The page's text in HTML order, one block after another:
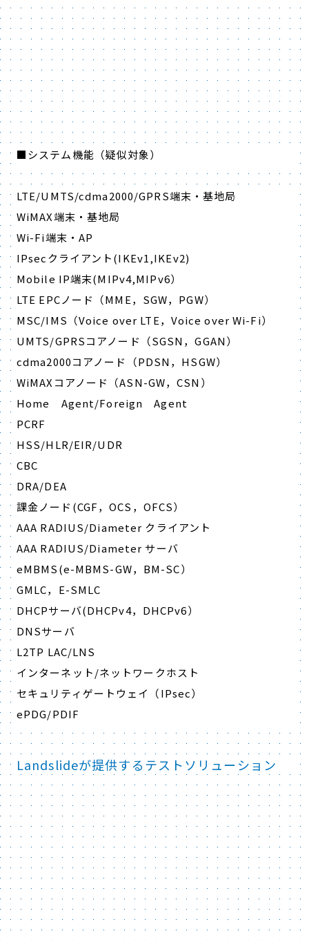
■システム機能（疑似対象）
LTE/UMTS/cdma2000/GPRS端末・基地局
WiMAX端末・基地局
Wi-Fi端末・AP
IPsecクライアント(IKEv1,IKEv2)
Mobile IP端末(MIPv4,MIPv6）
LTE EPCノード（MME，SGW，PGW）
MSC/IMS（Voice over LTE，Voice over Wi-Fi）
UMTS/GPRSコアノード（SGSN，GGAN）
cdma2000コアノード（PDSN，HSGW）
WiMAXコアノード（ASN-GW，CSN）
Home Agent/Foreign Agent
PCRF
HSS/HLR/EIR/UDR
CBC
DRA/DEA
課金ノード(CGF，OCS，OFCS）
AAA RADIUS/Diameter クライアント
AAA RADIUS/Diameter サーバ
eMBMS(e-MBMS-GW，BM-SC）
GMLC，E-SMLC
DHCPサーバ(DHCPv4，DHCPv6）
DNSサーバ
L2TP LAC/LNS
インターネット/ネットワークホスト
セキュリティゲートウェイ（IPsec）
ePDG/PDIF
Landslideが提供するテストソリューション